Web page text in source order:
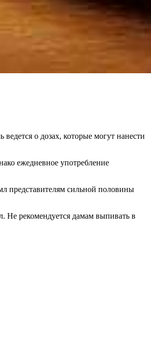
о дозах, которые могут нанести
ежедневное употребление
представителям сильной половины
Не рекомендуется дамам выпивать в